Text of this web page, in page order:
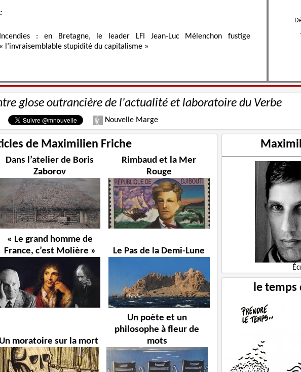
Incendies : en Bretagne, le leader LFI Jean-Luc Mélenchon fustige
« l’invraisemblable stupidité du capitalisme »
glose outrancière de l'actualité et laboratoire du Verbe
Nouvelle Marge
de Maximilien Friche
Dans l’atelier de Boris
Zaborov
Rimbaud et la Mer
Rouge
« Le grand homme de
France, c’est Molière »
Le Pas de la Demi-Lune
Un moratoire sur la mort
Un poète et un
philosophe à fleur de
mots
le temps